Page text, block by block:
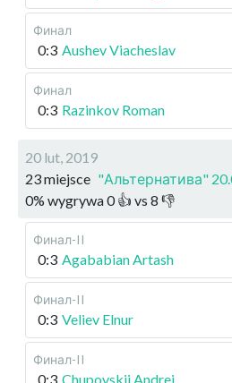
Финал
0:3 Aushev Viacheslav
Финал
0:3 Razinkov Roman
20 lut, 2019
23 miejsce "Альтернатива"
0% wygrywa0👍 vs 8 👎
Финал-II
0:3 Agababian Artash
Финал-II
0:3 Veliev Elnur
Финал-II
0:3 Chupovskii Andrei